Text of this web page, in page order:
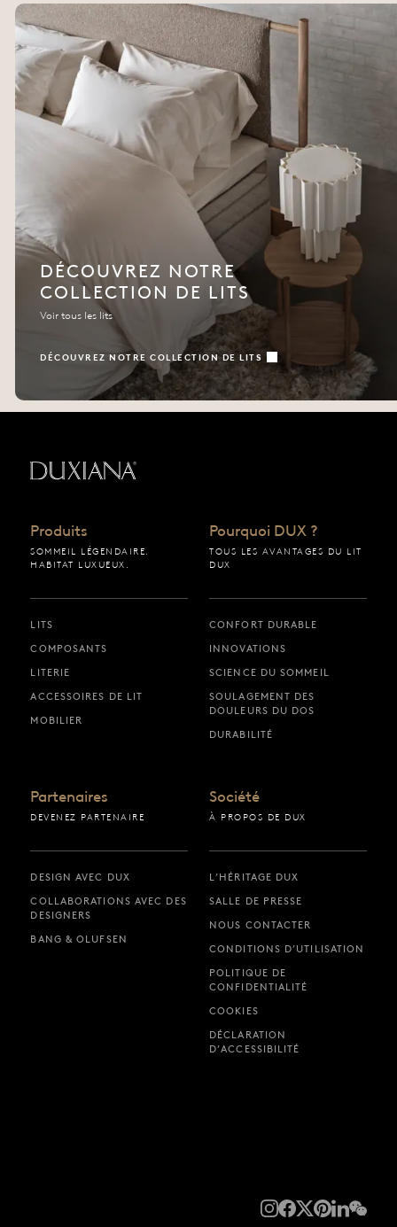
DÉCOUVREZ NOTRE
COLLECTION DE LITS
Voir tous les lits
DÉCOUVREZ NOTRE COLLECTION DE LITS
Produits
SOMMEIL LÉGENDAIRE.
HABITAT LUXUEUX.
LITS
COMPOSANTS
LITERIE
ACCESSOIRES DE LIT
MOBILIER
Pourquoi DUX ?
TOUS LES AVANTAGES DU LIT
DUX
CONFORT DURABLE
INNOVATIONS
SCIENCE DU SOMMEIL
SOULAGEMENT DES
DOULEURS DU DOS
DURABILITÉ
Partenaires
DEVENEZ PARTENAIRE
DESIGN AVEC DUX
COLLABORATIONS AVEC DES
DESIGNERS
BANG & OLUFSEN
Société
À PROPOS DE DUX
L’HÉRITAGE DUX
SALLE DE PRESSE
NOUS CONTACTER
CONDITIONS D’UTILISATION
POLITIQUE DE
CONFIDENTIALITÉ
COOKIES
DÉCLARATION
D’ACCESSIBILITÉ